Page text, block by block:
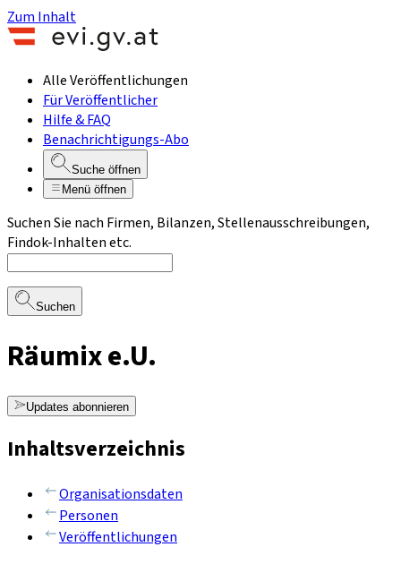
Zum Inhalt
Alle Veröffentlichungen
Für Veröffentlicher
Hilfe & FAQ
Benachrichtigungs-Abo
Suche öffnen
Menü öffnen
Suchen Sie nach Firmen, Bilanzen, Stellenausschreibungen,
Findok-Inhalten etc.
Suchen
Räumix e.U.
Updates abonnieren
Inhaltsverzeichnis
Organisationsdaten
Personen
Veröffentlichungen